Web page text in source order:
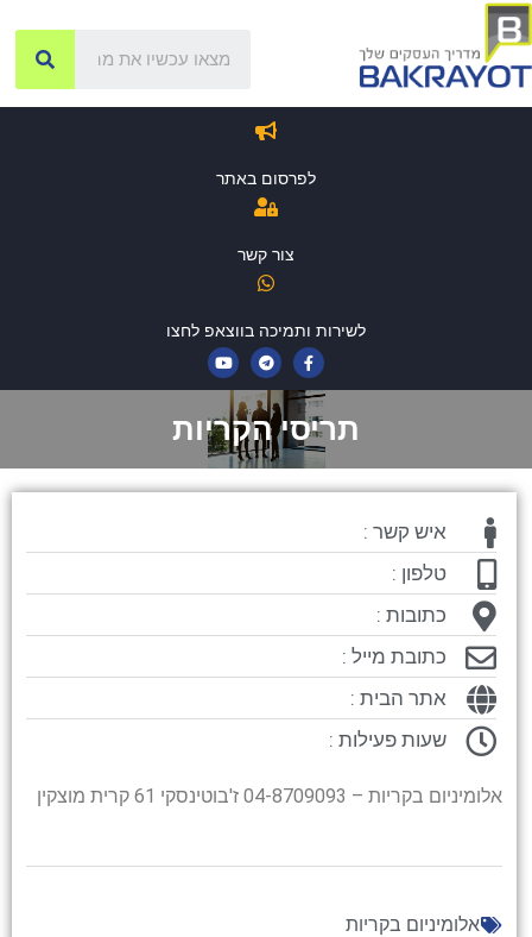
לפרסום באתר
צור קשר
לשירות ותמיכה בווצאפ לחצו
תריסי הקריות
איש קשר :
טלפון :
כתובות :
כתובת מייל :
אתר הבית :
שעות פעילות :
אלומיניום בקריות – 04-8709093 ז'בוטינסקי 61 קרית מוצקין
אלומיניום בקריות